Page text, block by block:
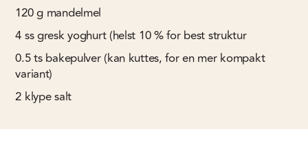
120g mandelmel
4ssgresk yoghurt (helst 10 % for best struktur
0.5ts bakepulver (kan kuttes, for en mer kompakt
variant)
2 klypesalt